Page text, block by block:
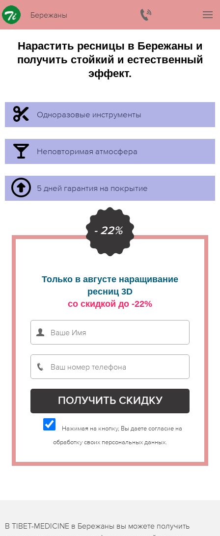
Бережаны
Нарастить ресницы в Бережаны и
получить стойкий и естественный
эффект.
Одноразовые инструменты
Неповторимая атмосфера
5 дней гарантия на покрытие
- 22%
Только в августе наращивание
ресниц 3D
со скидкой до -22%
Нажимая на кнопку, Вы даете согласие на
обработку своих персональных данных.
В TIBET-MEDICINE в Бережаны вы можете получить